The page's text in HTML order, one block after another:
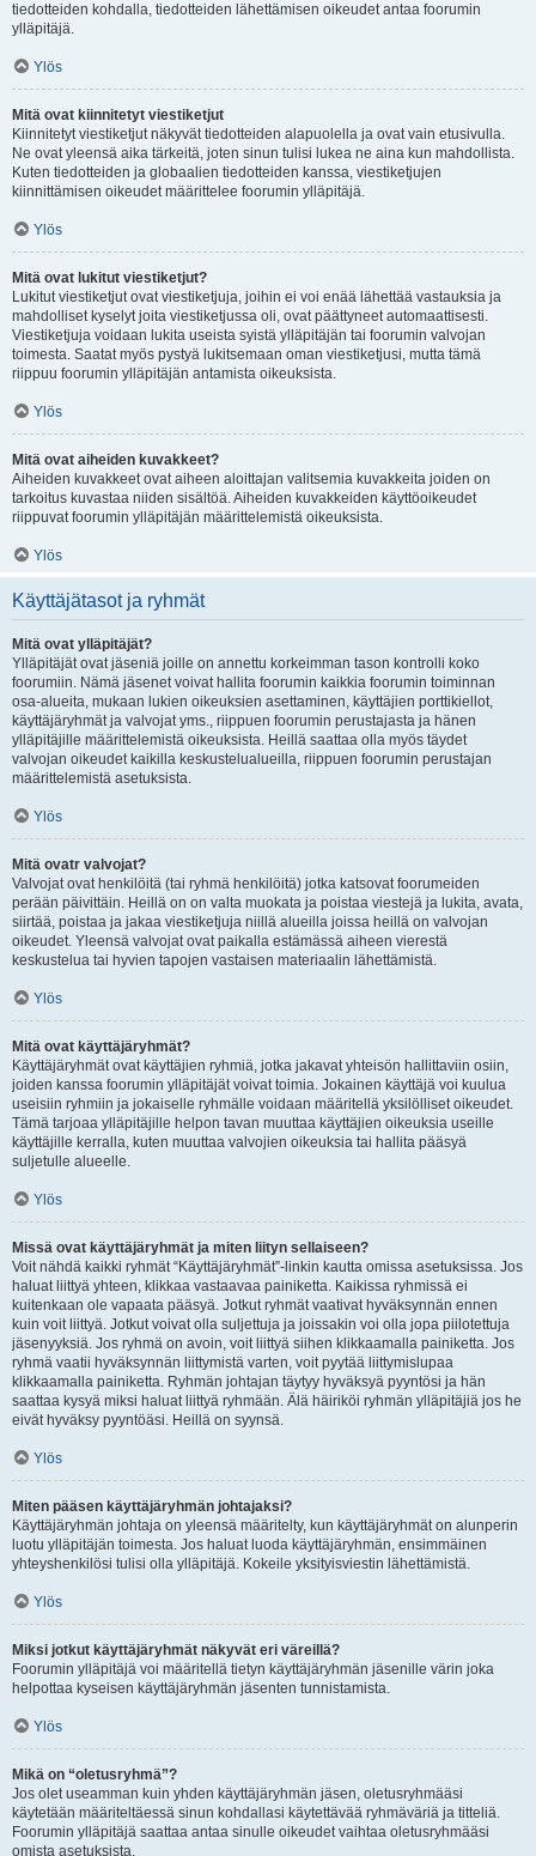
tiedotteiden kohdalla, tiedotteiden lähettämisen oikeudet antaa foorumin
ylläpitäjä.
Ylös
Mitä ovat kiinnitetyt viestiketjut
Kiinnitetyt viestiketjut näkyvät tiedotteiden alapuolella ja ovat vain etusivulla.
Ne ovat yleensä aika tärkeitä, joten sinun tulisi lukea ne aina kun mahdollista.
Kuten tiedotteiden ja globaalien tiedotteiden kanssa, viestiketjujen
kiinnittämisen oikeudet määrittelee foorumin ylläpitäjä.
Ylös
Mitä ovat lukitut viestiketjut?
Lukitut viestiketjut ovat viestiketjuja, joihin ei voi enää lähettää vastauksia ja
mahdolliset kyselyt joita viestiketjussa oli, ovat päättyneet automaattisesti.
Viestiketjuja voidaan lukita useista syistä ylläpitäjän tai foorumin valvojan
toimesta. Saatat myös pystyä lukitsemaan oman viestiketjusi, mutta tämä
riippuu foorumin ylläpitäjän antamista oikeuksista.
Ylös
Mitä ovat aiheiden kuvakkeet?
Aiheiden kuvakkeet ovat aiheen aloittajan valitsemia kuvakkeita joiden on
tarkoitus kuvastaa niiden sisältöä. Aiheiden kuvakkeiden käyttöoikeudet
riippuvat foorumin ylläpitäjän määrittelemistä oikeuksista.
Ylös
Käyttäjätasot ja ryhmät
Mitä ovat ylläpitäjät?
Ylläpitäjät ovat jäseniä joille on annettu korkeimman tason kontrolli koko
foorumiin. Nämä jäsenet voivat hallita foorumin kaikkia foorumin toiminnan
osa-alueita, mukaan lukien oikeuksien asettaminen, käyttäjien porttikiellot,
käyttäjäryhmät ja valvojat yms., riippuen foorumin perustajasta ja hänen
ylläpitäjille määrittelemistä oikeuksista. Heillä saattaa olla myös täydet
valvojan oikeudet kaikilla keskustelualueilla, riippuen foorumin perustajan
määrittelemistä asetuksista.
Ylös
Mitä ovatr valvojat?
Valvojat ovat henkilöitä (tai ryhmä henkilöitä) jotka katsovat foorumeiden
perään päivittäin. Heillä on on valta muokata ja poistaa viestejä ja lukita, avata,
siirtää, poistaa ja jakaa viestiketjuja niillä alueilla joissa heillä on valvojan
oikeudet. Yleensä valvojat ovat paikalla estämässä aiheen vierestä
keskustelua tai hyvien tapojen vastaisen materiaalin lähettämistä.
Ylös
Mitä ovat käyttäjäryhmät?
Käyttäjäryhmät ovat käyttäjien ryhmiä, jotka jakavat yhteisön hallittaviin osiin,
joiden kanssa foorumin ylläpitäjät voivat toimia. Jokainen käyttäjä voi kuulua
useisiin ryhmiin ja jokaiselle ryhmälle voidaan määritellä yksilölliset oikeudet.
Tämä tarjoaa ylläpitäjille helpon tavan muuttaa käyttäjien oikeuksia useille
käyttäjille kerralla, kuten muuttaa valvojien oikeuksia tai hallita pääsyä
suljetulle alueelle.
Ylös
Missä ovat käyttäjäryhmät ja miten liityn sellaiseen?
Voit nähdä kaikki ryhmät “Käyttäjäryhmät”-linkin kautta omissa asetuksissa. Jos
haluat liittyä yhteen, klikkaa vastaavaa painiketta. Kaikissa ryhmissä ei
kuitenkaan ole vapaata pääsyä. Jotkut ryhmät vaativat hyväksynnän ennen
kuin voit liittyä. Jotkut voivat olla suljettuja ja joissakin voi olla jopa piilotettuja
jäsenyyksiä. Jos ryhmä on avoin, voit liittyä siihen klikkaamalla painiketta. Jos
ryhmä vaatii hyväksynnän liittymistä varten, voit pyytää liittymislupaa
klikkaamalla painiketta. Ryhmän johtajan täytyy hyväksyä pyyntösi ja hän
saattaa kysyä miksi haluat liittyä ryhmään. Älä häiriköi ryhmän ylläpitäjiä jos he
eivät hyväksy pyyntöäsi. Heillä on syynsä.
Ylös
Miten pääsen käyttäjäryhmän johtajaksi?
Käyttäjäryhmän johtaja on yleensä määritelty, kun käyttäjäryhmät on alunperin
luotu ylläpitäjän toimesta. Jos haluat luoda käyttäjäryhmän, ensimmäinen
yhteyshenkilösi tulisi olla ylläpitäjä. Kokeile yksityisviestin lähettämistä.
Ylös
Miksi jotkut käyttäjäryhmät näkyvät eri väreillä?
Foorumin ylläpitäjä voi määritellä tietyn käyttäjäryhmän jäsenille värin joka
helpottaa kyseisen käyttäjäryhmän jäsenten tunnistamista.
Ylös
Mikä on “oletusryhmä”?
Jos olet useamman kuin yhden käyttäjäryhmän jäsen, oletusryhmääsi
käytetään määriteltäessä sinun kohdallasi käytettävää ryhmäväriä ja titteliä.
Foorumin ylläpitäjä saattaa antaa sinulle oikeudet vaihtaa oletusryhmääsi
omista asetuksista.